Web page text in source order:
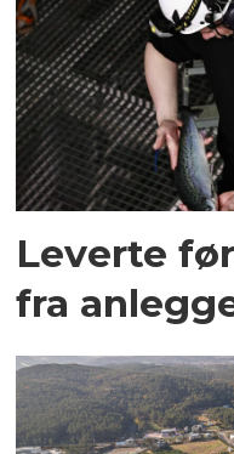
Leverte
fra